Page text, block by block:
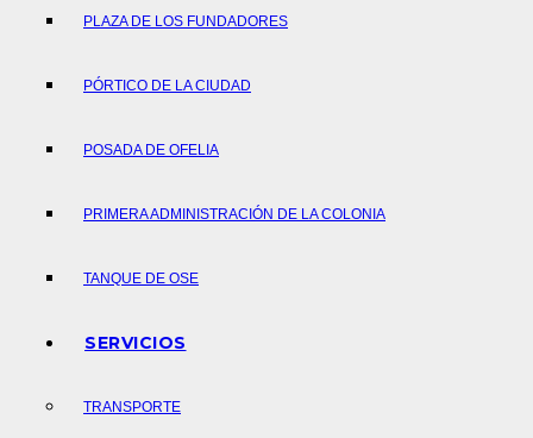
PLAZA DE LOS FUNDADORES
PÓRTICO DE LA CIUDAD
POSADA DE OFELIA
PRIMERA ADMINISTRACIÓN DE LA COLONIA
TANQUE DE OSE
SERVICIOS
TRANSPORTE